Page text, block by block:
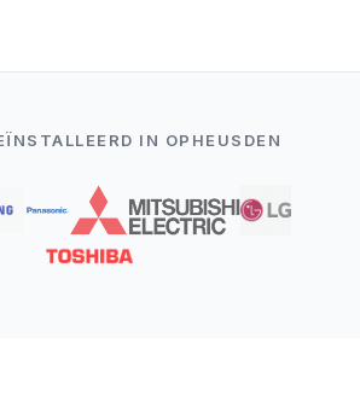
IN OPHEUSDEN